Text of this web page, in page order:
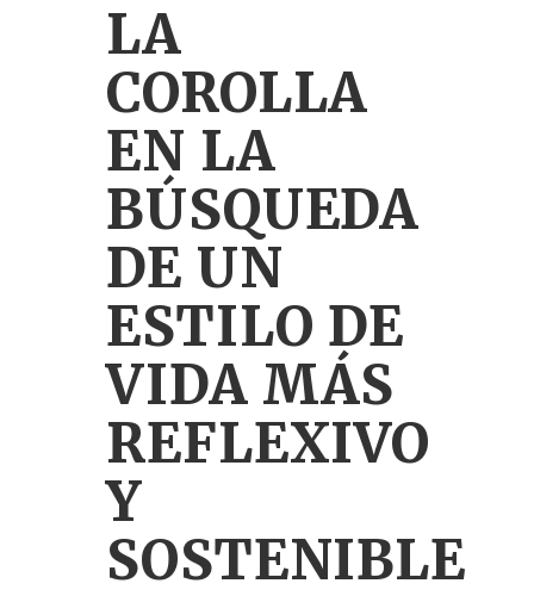
LA
COROLLA
EN LA
BÚSQUEDA
DE UN
ESTILO DE
VIDA MÁS
REFLEXIVO
Y
SOSTENIBLE